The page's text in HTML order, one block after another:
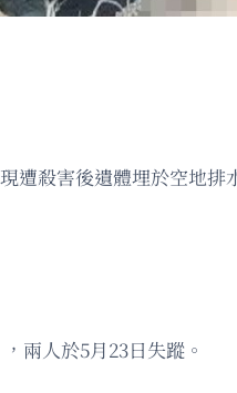
殺害後遺體埋於空地
兩人於5月23日失蹤。